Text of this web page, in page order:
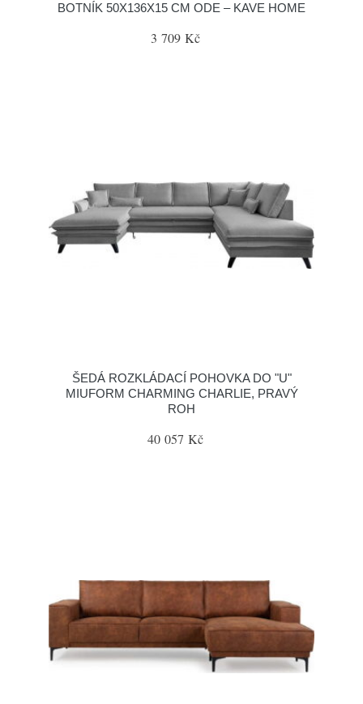
BOTNÍK 50X136X15 CM ODE – KAVE HOME
3 709 Kč
ŠEDÁ ROZKLÁDACÍ POHOVKA DO "U"
MIUFORM CHARMING CHARLIE, PRAVÝ
ROH
40 057 Kč